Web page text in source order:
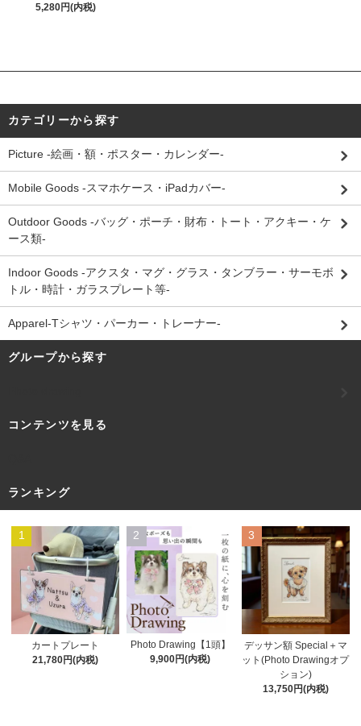
5,280円(内税)
カテゴリーから探す
Picture -絵画・額・ポスター・カレンダー-
Mobile Goods -スマホケース・iPadカバー-
Outdoor Goods -バッグ・ポーチ・財布・トート・アクキー・ケ
ース類-
Indoor Goods -アクスタ・マグ・グラス・タンブラー・サーモボ
トル・時計・ガラスプレート等-
Apparel-Tシャツ・パーカー・トレーナー-
グループから探す
コンテンツを見る
ランキング
1
カートプレート
21,780円(内税)
2
Photo Drawing【1頭】
9,900円(内税)
3
デッサン額 Special＋マ
ット(Photo Drawingオプ
ション)
13,750円(内税)